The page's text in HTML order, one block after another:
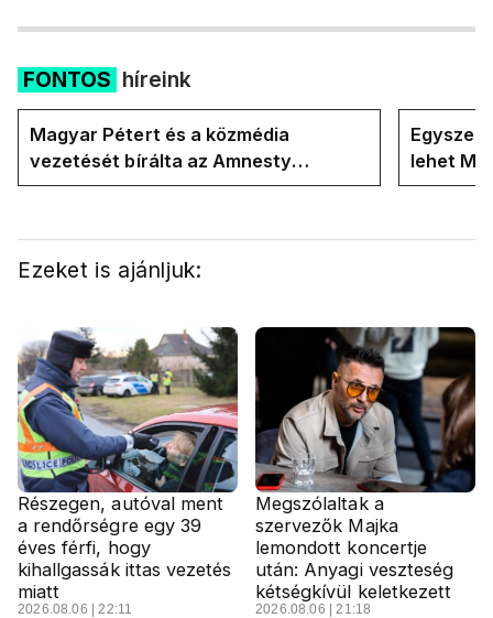
FONTOS híreink
Magyar Pétert és a közmédia
vezetését bírálta az Amnesty
International a Klubrádióban
lehet
Ezeket is ajánljuk:
Részegen, autóval ment
a rendőrségre egy 39
éves férfi, hogy
kihallgassák ittas vezetés
miatt
2026.08.06 | 22:11
Megszólaltak a
szervezők Majka
lemondott koncertje
után: Anyagi veszteség
kétségkívül keletkezett
2026.08.06 | 21:18